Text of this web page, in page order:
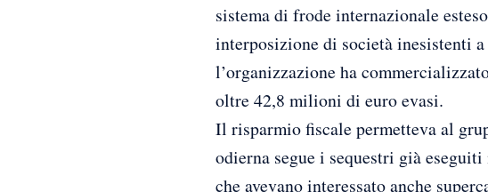
sistema di frode internazionale
interposizione di società inesistenti
l’organizzazione ha
oltre 42,8 milioni di euro evasi.
Il risparmio fiscale permetteva al
odierna segue i sequestri già
che avevano interessato anche